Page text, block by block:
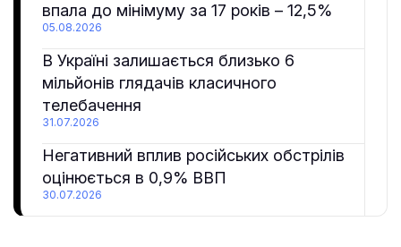
впала до мінімуму за 17 років – 12,5%
05.08.2026
В Україні залишається близько 6
мільйонів глядачів класичного
телебачення
31.07.2026
Негативний вплив російських обстрілів
оцінюється в 0,9% ВВП
30.07.2026